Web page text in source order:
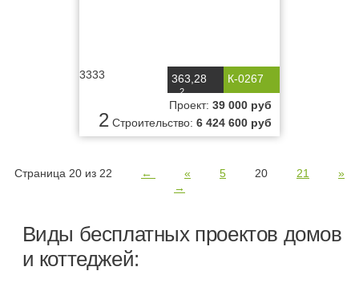
3333 К-0267
363,28
м2
2
Проект: 39 000 руб
Строительство: 6 424 600 руб
Страница 20 из 22 ← « 5 20 21
»
→
Виды бесплатных проектов домов
и коттеджей: